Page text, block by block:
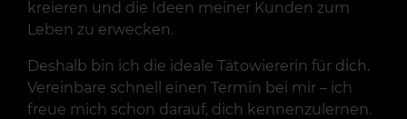
kreieren und die Ideen meiner Kunden zum
Leben zu erwecken.
Deshalb bin ich die ideale Tätowiererin für dich.
Vereinbare schnell einen Termin bei mir – ich
freue mich schon darauf, dich kennenzulernen.